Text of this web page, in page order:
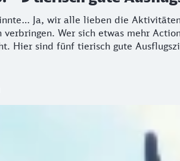
Ja, wir alle lieben die
Wer sich etwas mehr
Hier sind fünf tierisch gute